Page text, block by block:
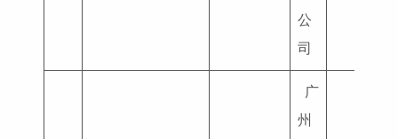
公
司
广
州